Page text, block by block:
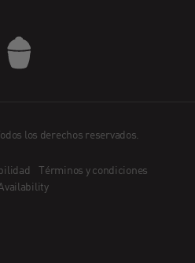
los derechos reservados.
Términos y condiciones